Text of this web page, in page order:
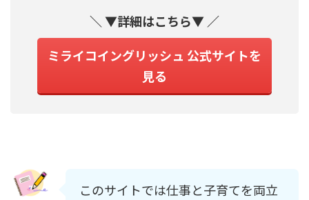
＼ ▼詳細はこちら▼ ／
ミライコイングリッシュ 公式サイトを
見る
このサイトでは仕事と子育てを両立